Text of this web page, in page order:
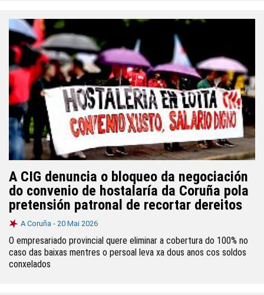
A CIG denuncia o bloqueo da negociación
do convenio de hostalaría da Coruña pola
pretensión patronal de recortar dereitos
A Coruña - 20 Mai 2026
O empresariado provincial quere eliminar a cobertura do 100% no
caso das baixas mentres o persoal leva xa dous anos cos soldos
conxelados